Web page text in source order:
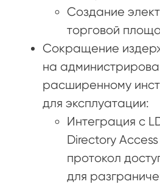
Создание
торговой
Сокращение
на
расширенному
для эксплуатации:
Интеграция с
Directory
протокол
для